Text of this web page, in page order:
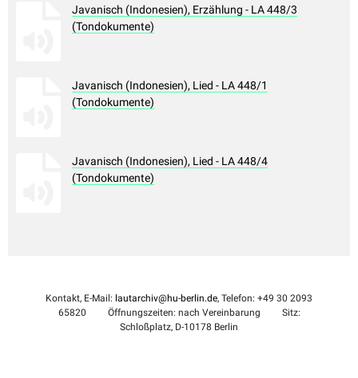
Javanisch (Indonesien), Erzählung - LA 448/3
(Tondokumente)
Javanisch (Indonesien), Lied - LA 448/1
(Tondokumente)
Javanisch (Indonesien), Lied - LA 448/4
(Tondokumente)
Kontakt, E-Mail: lautarchiv@hu-berlin.de, Telefon: +49 30 2093
65820
Öffnungszeiten: nach Vereinbarung
Sitz:
Schloßplatz, D-10178 Berlin